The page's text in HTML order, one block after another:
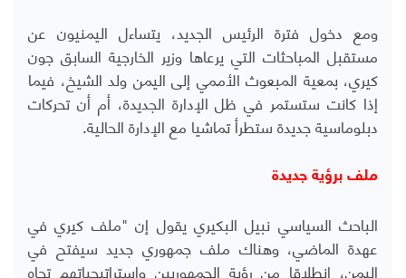
ومع دخول فترة الرئيس الجديد، يتساءل اليمنيون عن
مستقبل المباحثات التي يرعاها وزير الخارجية السابق جون
كيري، بمعية المبعوث الأممي إلى اليمن ولد الشيخ، فيما
إذا كانت ستستمر في ظل الإدارة الجديدة، أم أن تحركات
دبلوماسية جديدة ستطرأ تماشيا مع الإدارة الحالية.
ملف برؤية جديدة
الباحث السياسي نبيل البكيري يقول إن "ملف كيري في
عهدة الماضي، وهناك ملف جمهوري جديد سيفتح في
اليمن، انطلاقا من رؤية الجمهوريين وإستراتيجياتهم تجاه